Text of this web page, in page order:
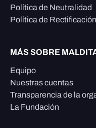
Política de Neutralidad
Política de Rectificación
MÁS SOBRE
Equipo
Nuestras cuentas
Transparencia de la
La Fundación